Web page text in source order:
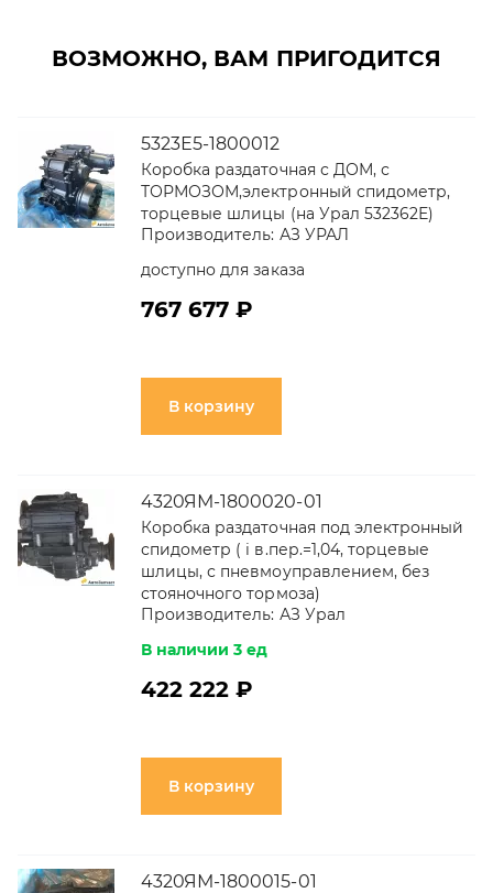
ВОЗМОЖНО, ВАМ ПРИГОДИТСЯ
5323Е5-1800012
Коробка раздаточная с ДОМ, с
ТОРМОЗОМ,электронный спидометр,
торцевые шлицы (на Урал 532362Е)
Производитель: АЗ УРАЛ
доступно для заказа
767 677 ₽
В корзину
4320ЯМ-1800020-01
Коробка раздаточная под электронный
спидометр ( i в.пер.=1,04, торцевые
шлицы, с пневмоуправлением, без
стояночного тормоза)
Производитель: АЗ Урал
В наличии 3 ед
422 222 ₽
В корзину
4320ЯМ-1800015-01